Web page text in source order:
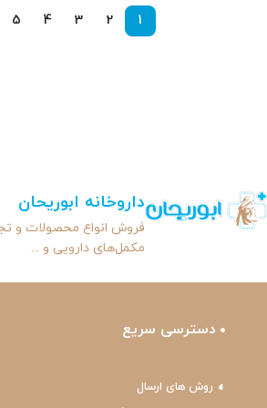
1
2
3
4
5
داروخانه ابوریحان
مکمل‌های دارویی و ...
دسترسی سریع
روش های ارسال